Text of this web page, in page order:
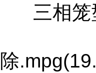
三相笼
除